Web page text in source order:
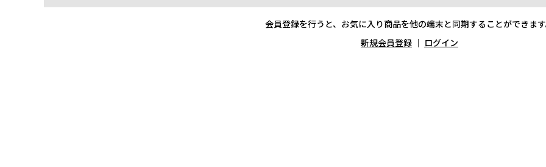
会員登録を行うと、お気に入り商品を他の端末と同期することができま
新規会員登録 ｜ ログイン